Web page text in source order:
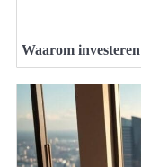
Waarom